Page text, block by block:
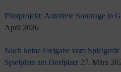
Pilotprojekt: Autofreie Sonntage in
April 2026
Noch keine Freigabe vom Spielgerät
Spielplatz am Dorfplatz 27. März